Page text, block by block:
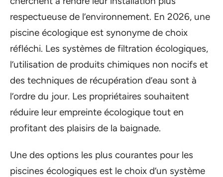
respectueuse de l’environnement. En 2026, une
piscine écologique est synonyme de choix
réfléchi. Les systèmes de filtration écologiques,
l’utilisation de produits chimiques non nocifs et
des techniques de récupération d’eau sont à
l’ordre du jour. Les propriétaires souhaitent
réduire leur empreinte écologique tout en
profitant des plaisirs de la baignade.
Une des options les plus courantes pour les
piscines écologiques est le choix d’un système